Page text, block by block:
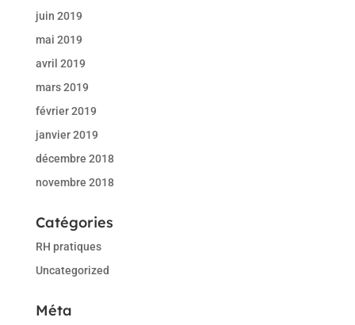
juin 2019
mai 2019
avril 2019
mars 2019
février 2019
janvier 2019
décembre 2018
novembre 2018
Catégories
RH pratiques
Uncategorized
Méta